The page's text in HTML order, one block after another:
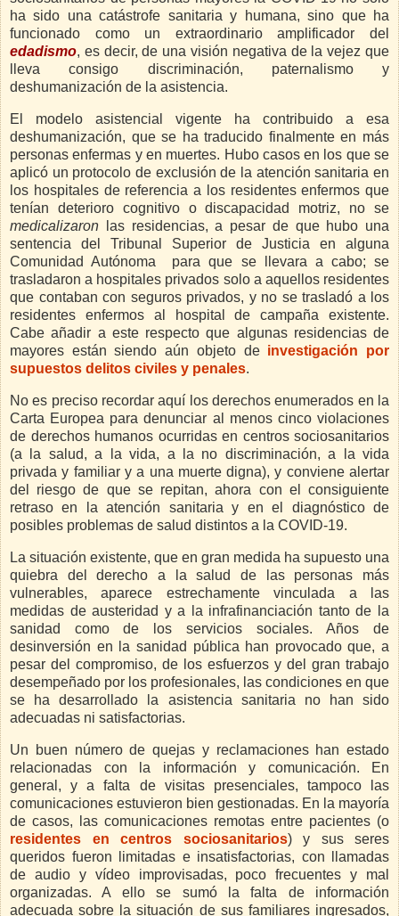
ha sido una catástrofe sanitaria y humana, sino que ha
funcionado como un extraordinario amplificador del
edadismo, es decir, de una visión negativa de la vejez que
lleva consigo discriminación, paternalismo y
deshumanización de la asistencia.
El modelo asistencial vigente ha contribuido a esa
deshumanización, que se ha traducido finalmente en más
personas enfermas y en muertes. Hubo casos en los que se
aplicó un protocolo de exclusión de la atención sanitaria en
los hospitales de referencia a los residentes enfermos que
tenían deterioro cognitivo o discapacidad motriz, no se
medicalizaron las residencias, a pesar de que hubo una
sentencia del Tribunal Superior de Justicia en alguna
Comunidad Autónoma
para que se llevara a cabo; se
trasladaron a hospitales privados solo a aquellos residentes
que contaban con seguros privados, y no se trasladó a los
residentes enfermos al hospital de campaña existente.
Cabe añadir a este respecto que algunas residencias de
mayores están siendo aún objeto de investigación por
supuestos delitos civiles y penales.
No es preciso recordar aquí los derechos enumerados en la
Carta Europea para denunciar al menos cinco violaciones
de derechos humanos ocurridas en centros sociosanitarios
(a la salud, a la vida, a la no discriminación, a la vida
privada y familiar y a una muerte digna), y conviene alertar
del riesgo de que se repitan, ahora con el
consiguiente
retraso en la atención sanitaria y en el diagnóstico de
posibles problemas de salud distintos a la COVID-19.
La situación existente, que en gran medida ha supuesto una
quiebra del derecho a la salud de las personas más
vulnerables, aparece estrechamente vinculada a las
medidas de austeridad y a la infrafinanciación tanto de la
sanidad como de los servicios sociales.Años de
desinversión en la sanidad pública han provocado que, a
pesar del compromiso, de los esfuerzos y del gran trabajo
desempeñado por los profesionales, las condiciones en que
se ha desarrollado la asistencia sanitaria no han sido
adecuadas ni satisfactorias.
Un buen número de quejas y reclamaciones han estado
relacionadas con la información y comunicación. En
general, y a falta de visitas presenciales, tampoco las
comunicaciones estuvieron bien gestionadas. En la mayoría
de casos, las comunicaciones remotas entre pacientes (o
residentes en centros sociosanitarios) y sus seres
queridos fueron limitadas e insatisfactorias, con llamadas
de audio y vídeo improvisadas, poco frecuentes y mal
organizadas. A ello se sumó la falta de información
adecuada sobre la situación de sus familiares ingresados,